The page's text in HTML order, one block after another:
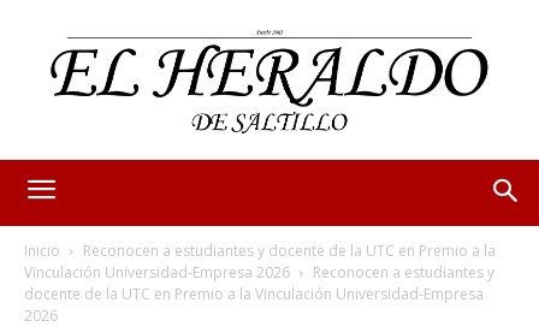
Inicio
Reconocen a estudiantes y docente de la UTC en Premio a la
Vinculación Universidad-Empresa 2026
Reconocen a estudiantes y
docente de la UTC en Premio a la Vinculación Universidad-Empresa
2026